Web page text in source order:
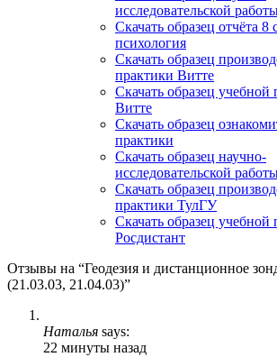
исследовательской
Скачать образец отчёта 8
психология
Скачать образец
практики Витте
Скачать образец учебной
Витте
Скачать образец
практики
Скачать образец научно-
исследовательской
Скачать образец
практики ТулГУ
Скачать образец учебной
Росдистант
Отзывы на “Геодезия и дистанционное
(21.03.03, 21.04.03)”
Наталья says:
22 минуты назад